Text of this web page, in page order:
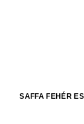
SAFFA FEHÉR